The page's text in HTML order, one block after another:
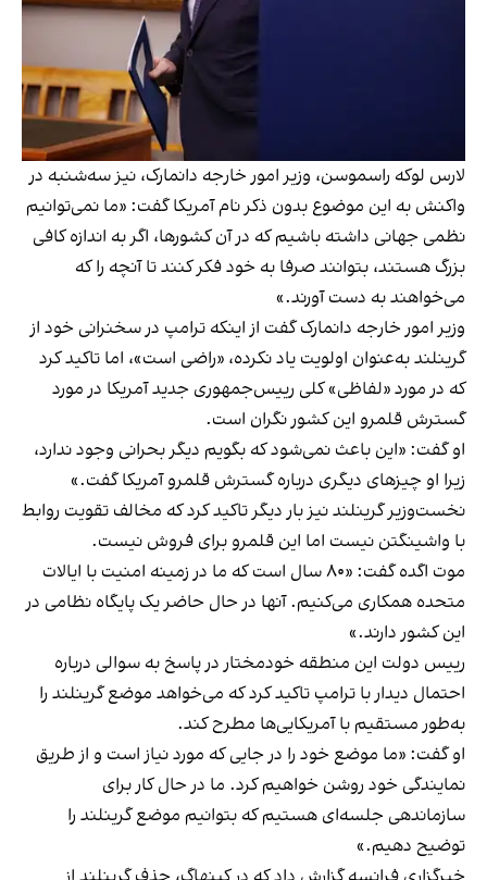
لارس لوکه راسموسن، وزیر امور خارجه دانمارک، نیز سه‌شنبه در
واکنش به این موضوع بدون ذکر نام آمریکا گفت: «ما نمی‌توانیم
نظمی جهانی داشته باشیم که در آن کشورها، اگر به اندازه کافی
بزرگ هستند، بتوانند صرفا به خود فکر کنند تا آنچه را که
می‌خواهند به دست آورند.»
وزیر امور خارجه دانمارک گفت از اینکه ترامپ در سخنرانی خود از
گرینلند به‌عنوان اولویت یاد نکرده، «راضی است»، اما تاکید کرد
که در مورد «لفاظی» کلی رییس‌جمهوری جدید آمریکا در مورد
گسترش قلمرو این کشور نگران است.
او گفت: «این باعث نمی‌شود که بگویم دیگر بحرانی وجود ندارد،
زیرا او چیزهای دیگری درباره گسترش قلمرو آمریکا گفت.»
نخست‌وزیر گرینلند نیز بار دیگر تاکید کرد که مخالف تقویت روابط
با واشینگتن نیست اما این قلمرو برای فروش نیست.
موت اگده گفت: «۸۰ سال است که ما در زمینه امنیت با ایالات
متحده همکاری می‌کنیم. آنها در حال حاضر یک پایگاه نظامی در
این کشور دارند.»
رییس دولت این منطقه خودمختار در پاسخ به سوالی درباره
احتمال دیدار با ترامپ تاکید کرد که می‌خواهد موضع گرینلند را
به‌طور مستقیم با آمریکایی‌ها مطرح کند.
او گفت: «ما موضع خود را در جایی که مورد نیاز است و از طریق
نمایندگی خود روشن خواهیم کرد. ما در حال کار برای
سازماندهی جلسه‌ای هستیم که بتوانیم موضع گرینلند را
توضیح دهیم.»